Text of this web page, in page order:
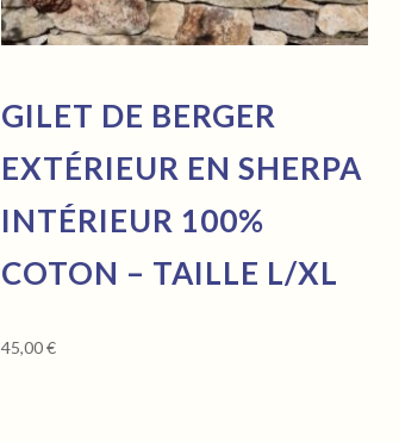
GILET DE BERGER
EXTÉRIEUR EN SHERPA
INTÉRIEUR 100%
COTON – TAILLE L/XL
45,00€